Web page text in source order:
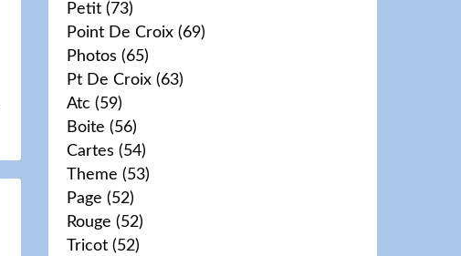
Petit (73)
Point De Croix (69)
Photos (65)
Pt De Croix (63)
Atc (59)
Boite (56)
Cartes (54)
Theme (53)
Page (52)
Rouge (52)
Tricot (52)